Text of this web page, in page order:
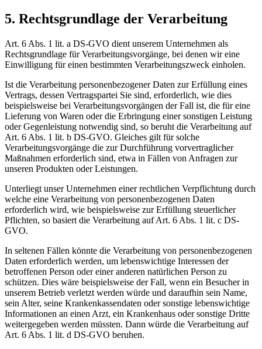
5. Rechtsgrundlage der Verarbeitung
Art. 6 Abs. 1 lit. a DS-GVO dient unserem Unternehmen als
Rechtsgrundlage für Verarbeitungsvorgänge, bei denen wir eine
Einwilligung für einen bestimmten Verarbeitungszweck einholen.
Ist die Verarbeitung personenbezogener Daten zur Erfüllung eines
Vertrags, dessen Vertragspartei Sie sind, erforderlich, wie dies
beispielsweise bei Verarbeitungsvorgängen der Fall ist, die für eine
Lieferung von Waren oder die Erbringung einer sonstigen Leistung
oder Gegenleistung notwendig sind, so beruht die Verarbeitung auf
Art. 6 Abs. 1 lit. b DS-GVO. Gleiches gilt für solche
Verarbeitungsvorgänge die zur Durchführung vorvertraglicher
Maßnahmen erforderlich sind, etwa in Fällen von Anfragen zur
unseren Produkten oder Leistungen.
Unterliegt unser Unternehmen einer rechtlichen Verpflichtung durch
welche eine Verarbeitung von personenbezogenen Daten
erforderlich wird, wie beispielsweise zur Erfüllung steuerlicher
Pflichten, so basiert die Verarbeitung auf Art. 6 Abs. 1 lit. c DS-
GVO.
In seltenen Fällen könnte die Verarbeitung von personenbezogenen
Daten erforderlich werden, um lebenswichtige Interessen der
betroffenen Person oder einer anderen natürlichen Person zu
schützen. Dies wäre beispielsweise der Fall, wenn ein Besucher in
unserem Betrieb verletzt werden würde und daraufhin sein Name,
sein Alter, seine Krankenkassendaten oder sonstige lebenswichtige
Informationen an einen Arzt, ein Krankenhaus oder sonstige Dritte
weitergegeben werden müssten. Dann würde die Verarbeitung auf
Art. 6 Abs. 1 lit. d DS-GVO beruhen.